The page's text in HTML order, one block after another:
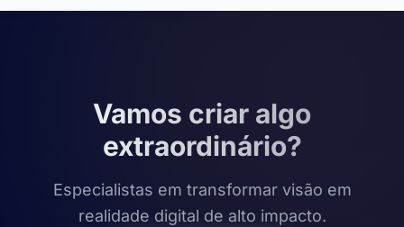
Vamos criar algo
extraordinário?
Especialistas em transformar visão em
realidade digital de alto impacto.